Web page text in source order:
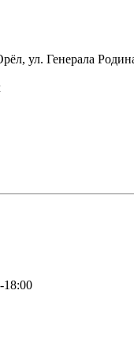
ул. Генерала